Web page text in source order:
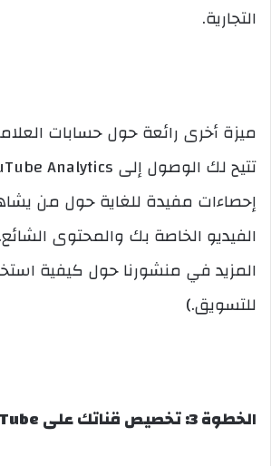
التجارية.
ميزة أخرى رائعة حول حسابات
إحصاءات مفيدة للغاية حول من
الفيديو الخاصة بك والمحتوى
للتسويق.)
الخطوة 3: تخصيص قناتك على YouTube